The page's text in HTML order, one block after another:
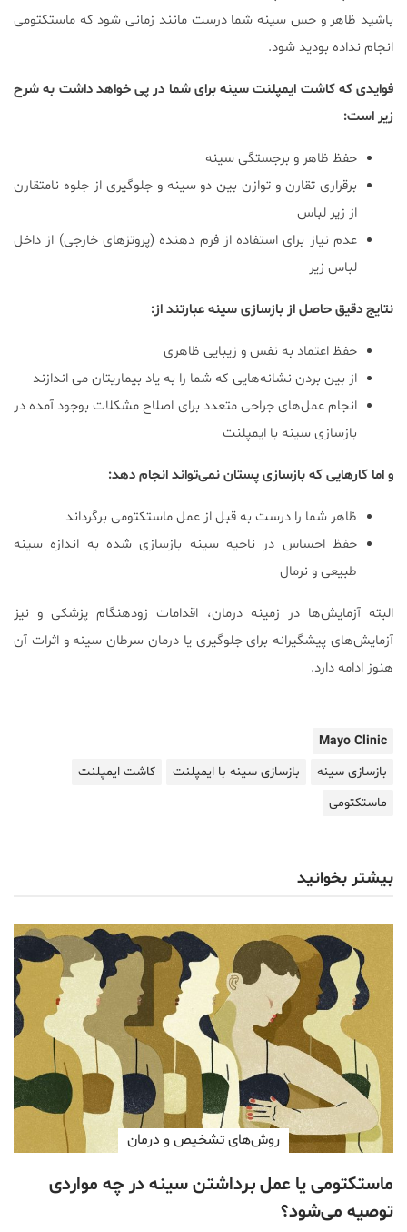
باشید ظاهر و حس سینه شما درست مانند زمانی شود که ماستکتومی
انجام نداده بودید شود.
فوایدی که کاشت ایمپلنت سینه برای شما در پی خواهد داشت به شرح
زیر است:
حفظ ظاهر و برجستگی سینه
برقراری تقارن و توازن بین دو سینه و جلوگیری از جلوه نامتقارن
از زیر لباس
عدم نیاز برای استفاده از فرم دهنده (پروتزهای خارجی) از داخل
لباس زیر
نتایج دقیق حاصل از بازسازی سینه عبارتند از:
حفظ اعتماد به نفس و زیبایی ظاهری
از بین بردن نشانه‌هایی که شما را به یاد بیماریتان می اندازند
انجام عمل‌های جراحی متعدد برای اصلاح مشکلات بوجود آمده در
بازسازی سینه با ایمپلنت
و اما کارهایی که بازسازی پستان نمی‌تواند انجام دهد:
ظاهر شما را درست به قبل از عمل ماستکتومی برگرداند
حفظ احساس در ناحیه سینه بازسازی شده به اندازه سینه
طبیعی و نرمال
البته آزمایش‌ها در زمینه درمان، اقدامات زودهنگام پزشکی و نیز
آزمایش‌های پیشگیرانه برای جلوگیری یا درمان سرطان سینه و اثرات آن
هنوز ادامه دارد.
Mayo Clinic
بازسازی سینه
بازسازی سینه با ایمپلنت
کاشت ایمپلنت
ماستکتومی
بیشتر بخوانید
روش‌های تشخیص و درمان
ماستکتومی یا عمل برداشتن سینه در چه مواردی
توصیه می‌شود؟